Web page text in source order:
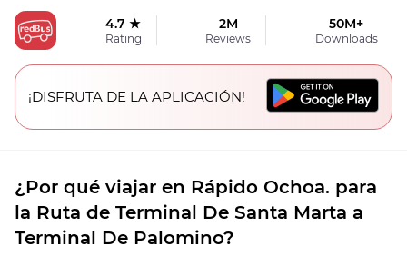
4.7 ★
Rating
2M
Reviews
50M+
Downloads
¡DISFRUTA DE LA APLICACIÓN!
¿Por qué viajar en Rápido Ochoa. para
la Ruta de Terminal De Santa Marta a
Terminal De Palomino?